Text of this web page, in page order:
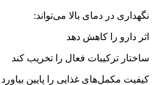
نگهداری در دمای بالا می‌تواند:
اثر دارو را کاهش دهد
ساختار ترکیبات فعال را تخریب کند
کیفیت مکمل‌های غذایی را پایین بیاورد